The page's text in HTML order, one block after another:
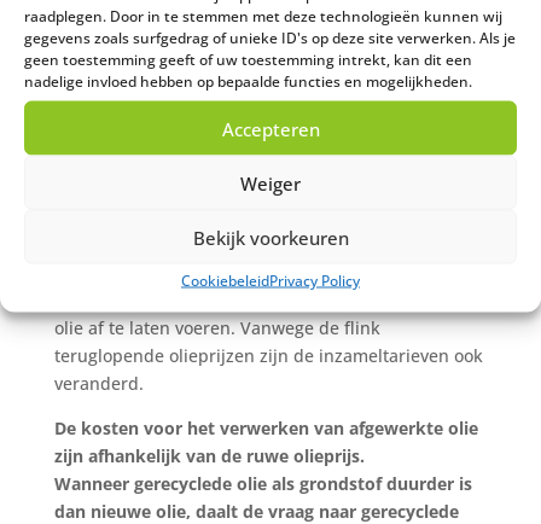
raadplegen. Door in te stemmen met deze technologieën kunnen wij
gegevens zoals surfgedrag of unieke ID's op deze site verwerken. Als je
geen toestemming geeft of uw toestemming intrekt, kan dit een
nadelige invloed hebben op bepaalde functies en mogelijkheden.
Accepteren
Weiger
Bekijk voorkeuren
CookiebeleidPrivacy Policy
Inmiddels is de productie toch iets teruggenomen.
Vanaf mei hebben de Opec-landen (waaronder
Saoedi-Arabië) en Rusland afgesproken 10 miljoen
de olieproductie torenhoog.
Kosten inzamelen afgewerkte olie
Kreeg je als autobedrijf een aantal jaar geleden nog
geld toegeschoven bij de inzameling van de
olie af te laten voeren. Vanwege de flink
teruglopende olieprijzen zijn de inzameltarieven ook
veranderd.
De kosten voor het verwerken van afgewerkte olie
zijn afhankelijk van de ruwe olieprijs.
Wanneer gerecyclede olie als grondstof duurder is
dan nieuwe olie, daalt de vraag naar gerecyclede